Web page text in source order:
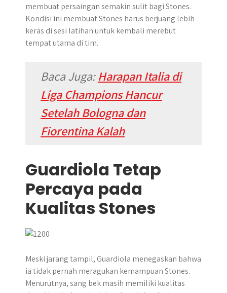
membuat persaingan semakin sulit bagi Stones.
Kondisi ini membuat Stones harus berjuang lebih
keras di sesi latihan untuk kembali merebut
tempat utama di tim.
Baca Juga:Harapan Italia di
Liga Champions Hancur
Setelah Bologna dan
Fiorentina Kalah
Guardiola Tetap
Percaya pada
Kualitas Stones
Meski jarang tampil, Guardiola menegaskan bahwa
ia tidak pernah meragukan kemampuan Stones.
Menurutnya, sang bek masih memiliki kualitas